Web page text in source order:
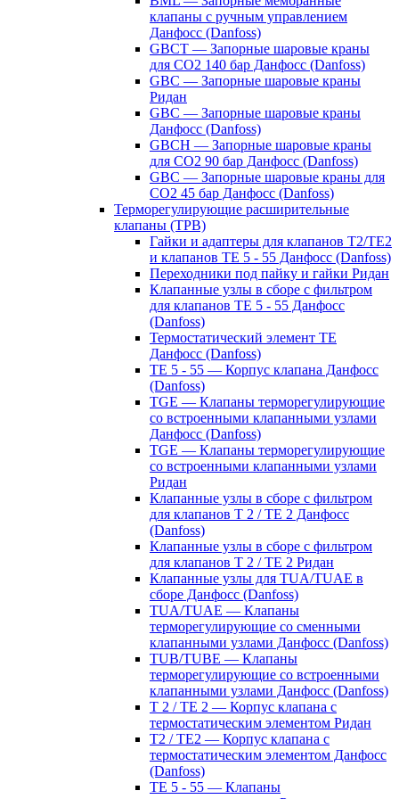
клапаны с ручным управлением
Данфосс (Danfoss)
GBCT — Запорные шаровые краны
для CO2 140 бар Данфосс (Danfoss)
GBC — Запорные шаровые краны
Ридан
GBC — Запорные шаровые краны
Данфосс (Danfoss)
GBCH — Запорные шаровые краны
для CO2 90 бар Данфосс (Danfoss)
GBC — Запорные шаровые краны для
CO2 45 бар Данфосс (Danfoss)
Терморегулирующие расширительные
клапаны (ТРВ)
Гайки и адаптеры для клапанов T2/TE2
и клапанов TE 5 - 55 Данфосс (Danfoss)
Переходники под пайку и гайки Ридан
Клапанные узлы в сборе с фильтром
для клапанов TE 5 - 55 Данфосс
(Danfoss)
Термостатический элемент TE
Данфосс (Danfoss)
TE 5 - 55 — Корпус клапана Данфосс
(Danfoss)
TGE — Клапаны терморегулирующие
со встроенными клапанными узлами
Данфосс (Danfoss)
TGE — Клапаны терморегулирующие
со встроенными клапанными узлами
Ридан
Клапанные узлы в сборе с фильтром
для клапанов T 2 / TE 2 Данфосс
(Danfoss)
Клапанные узлы в сборе с фильтром
для клапанов T 2 / TE 2 Ридан
Клапанные узлы для TUA/TUAE в
сборе Данфосс (Danfoss)
TUA/TUAE — Клапаны
терморегулирующие со сменными
клапанными узлами Данфосс (Danfoss)
TUB/TUBE — Клапаны
терморегулирующие со встроенными
клапанными узлами Данфосс (Danfoss)
T 2 / TE 2 — Корпус клапана с
термостатическим элементом Ридан
T2 / TE2 — Корпус клапана с
термостатическим элементом Данфосс
(Danfoss)
TE 5 - 55 — Клапаны